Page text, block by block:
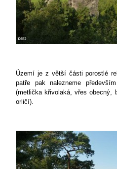
Území je z větší části porostlé
patře pak nalezneme
(metlička křivolaká, vřes obecný,
orličí).